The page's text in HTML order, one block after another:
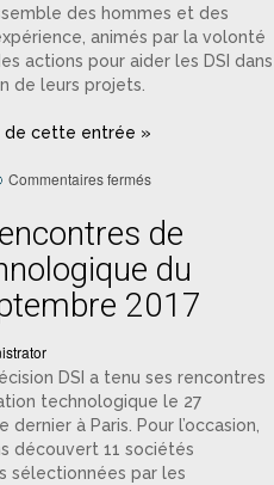
des hommes et des
animés par la volonté
actions pour aider les DSI dans
de leurs projets.
de cette entrée »
Commentaires fermés
de
du
2017
DSI a tenu ses rencontres
technologique le 27
dernier à Paris. Pour l’occasion,
découvert 11 sociétés
sélectionnées par les